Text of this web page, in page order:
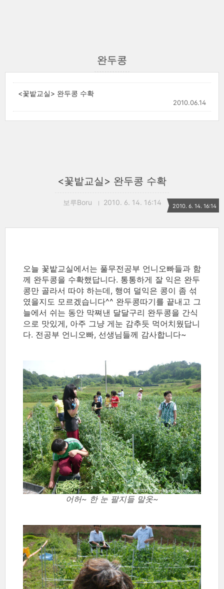
완두콩
<꽃밭교실> 완두콩 수확
2010.06.14
<꽃밭교실> 완두콩 수확
보루Boru 2010. 6. 14. 16:14 2010. 6. 14. 16:14
오늘 꽃밭교실에서는 풀무전공부 언니오빠들과 함
께 완두콩을 수확했답니다. 통통하게 잘 익은 완두
콩만 골라서 따야 하는데, 행여 덜익은 콩이 좀 섞
였을지도 모르겠습니다^^ 완두콩따기를 끝내고 그
늘에서 쉬는 동안 막쪄낸 달달구리 완두콩을 간식
으로 맛있게, 아주 그냥 게눈 감추듯 먹어치웠답니
다. 전공부 언니오빠, 선생님들께 감사합니다~
어허~ 한 눈 팔지들 말옷~